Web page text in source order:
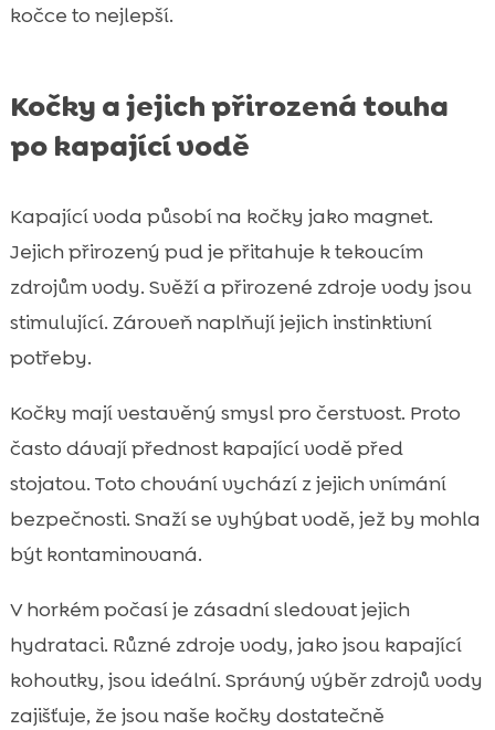
kočce to nejlepší.
Kočky a jejich přirozená touha
po kapající vodě
Kapající voda působí na kočky jako magnet.
Jejich přirozený pud je přitahuje k tekoucím
zdrojům vody. Svěží a přirozené zdroje vody jsou
stimulující. Zároveň naplňují jejich instinktivní
potřeby.
Kočky mají vestavěný smysl pro čerstvost. Proto
často dávají přednost kapající vodě před
stojatou. Toto chování vychází z jejich vnímání
bezpečnosti. Snaží se vyhýbat vodě, jež by mohla
být kontaminovaná.
V horkém počasí je zásadní sledovat jejich
hydrataci. Různé zdroje vody, jako jsou kapající
kohoutky, jsou ideální. Správný výběr zdrojů vody
zajišťuje, že jsou naše kočky dostatečně